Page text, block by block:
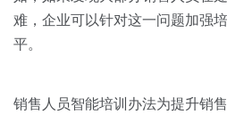
难，企业可以针对这一问题加强
平。
销售人员智能培训办法为提升销